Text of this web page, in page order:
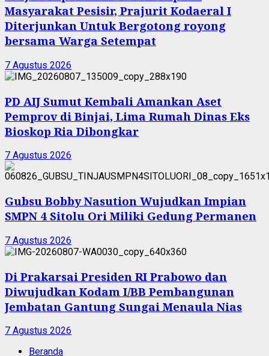
Masyarakat Pesisir, Prajurit Kodaeral I
Diterjunkan Untuk Bergotong royong
bersama Warga Setempat
7 Agustus 2026
PD AIJ Sumut Kembali Amankan Aset
Pemprov di Binjai, Lima Rumah Dinas Eks
Bioskop Ria Dibongkar
7 Agustus 2026
Gubsu Bobby Nasution Wujudkan Impian
SMPN 4 Sitolu Ori Miliki Gedung Permanen
7 Agustus 2026
Di Prakarsai Presiden RI Prabowo dan
Diwujudkan Kodam I/BB Pembangunan
Jembatan Gantung Sungai Menaula Nias
7 Agustus 2026
Beranda